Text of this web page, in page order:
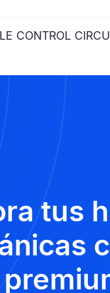
CONTROL
tus